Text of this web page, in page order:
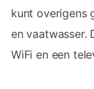
kunt overigens
en vaatwasser.
WiFi en een